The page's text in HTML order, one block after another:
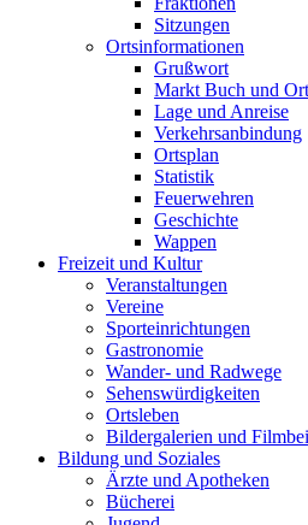
Sitzungen
Ortsinformationen
Grußwort
Markt Buch und
Lage und Anreise
Verkehrsanbindung
Ortsplan
Statistik
Feuerwehren
Geschichte
Wappen
Freizeit und Kultur
Veranstaltungen
Vereine
Sporteinrichtungen
Gastronomie
Wander- und Radwege
Sehenswürdigkeiten
Ortsleben
Bildergalerien und
Bildung und Soziales
Ärzte und Apotheken
Bücherei